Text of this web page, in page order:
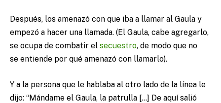
Después, los amenazó con que iba a llamar al Gaula y
empezó a hacer una llamada. (El Gaula, cabe agregarlo,
se ocupa de combatir el secuestro, de modo que no
se entiende por qué amenazó con llamarlo).
Y a la persona que le hablaba al otro lado de la línea le
dijo: “Mándame el Gaula, la patrulla […] De aquí salió